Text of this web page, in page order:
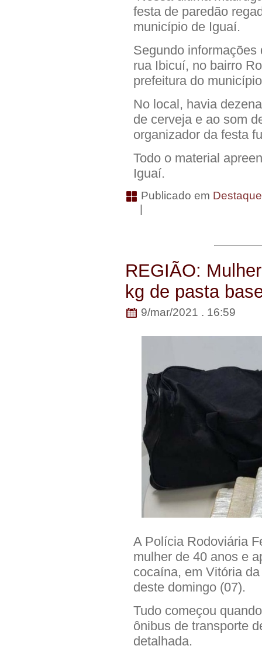
festa de paredão
município de Iguaí.
Segundo
rua Ibicuí, no bairro
prefeitura do
No local, havia
de cerveja e ao som
organizador da festa
Todo o material
Iguaí.
Publicado em
REGIÃO:
kg de pasta
9/mar/2021 . 16:59
A Polícia Rodoviária
mulher de 40 anos e
cocaína, em Vitória
deste domingo (07).
Tudo começou
ônibus de transporte
detalhada.